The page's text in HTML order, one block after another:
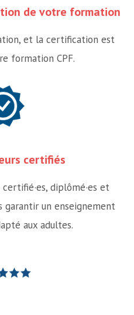
de votre formation
et la certification est
formation CPF.
certifiés
diplômé·es et
garantir un enseignement
aux adultes.